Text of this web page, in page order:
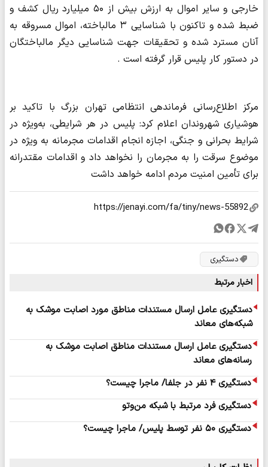
خارجی و سایر اموال به ارزش بیش از ۵۰ میلیارد ریال کشف و
ضبط شده و تاکنون با شناسایی ۳ مالباخته، اموال مسروقه به
آنان مسترد شده و تحقیقات جهت شناسایی دیگر مالباختگان
در دستور کار پلیس قرار گرفته است .
مرکز اطلاع‌رسانی فرماندهی انتظامی تهران بزرگ با تاکید بر
هوشیاری شهروندان اعلام کرد: پلیس در هر شرایطی، به‌ویژه در
شرایط بحرانی و جنگی، اجازه انجام اقدامات مجرمانه به ویژه در
موضوع سرقت را به مجرمان را نخواهد داد و اقدامات مقتدرانه
برای تأمین امنیت مردم ادامه خواهد داشت
دستگیری
اخبار مرتبط
دستگیری عامل ارسال مستندات مناطق مورد اصابت موشک به
شبکه‌های معاند
دستگیری عامل ارسال مستندات مناطق اصابت موشک به
رسانه‌های معاند
دستگیری ۴ نفر در جلفا/ ماجرا چیست؟
دستگیری فرد مرتبط با شبکه من‌وتو
دستگیری ۵۰ نفر توسط پلیس/ ماجرا چیست؟